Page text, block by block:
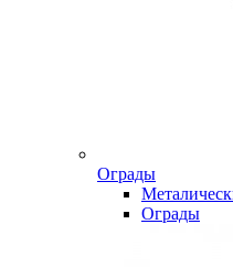
Ограды
Ограды